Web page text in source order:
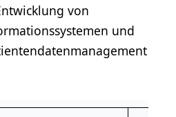
von
und